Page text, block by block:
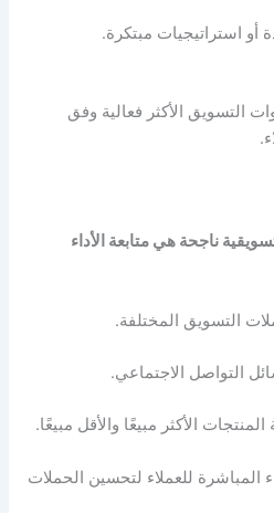
استراتيجيات مبتكرة.
التسويق الأكثر فعالية وفق
ناجحة هي متابعة الأداء
التسويق المختلفة.
التواصل الاجتماعي.
الأكثر مبيعًا والأقل مبيعًا.
المباشرة للعملاء لتحسين الحملات